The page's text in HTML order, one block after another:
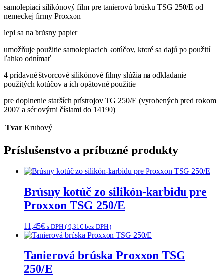
samolepiaci silikónový film pre tanierovú brúsku TSG 250/E od
nemeckej firmy Proxxon
lepí sa na brúsny papier
umožňuje použitie samolepiacich kotúčov, ktoré sa dajú po použití
ľahko odnímať
4 prídavné štvorcové silikónové filmy slúžia na odkladanie
použitých kotúčov a ich opätovné použitie
pre doplnenie starších prístrojov TG 250/E (vyrobených pred rokom
2007 a sériovými číslami do 14190)
Tvar Kruhový
Príslušenstvo a príbuzné produkty
Brúsny kotúč zo silikón-karbidu pre
Proxxon TSG 250/E
11,45€ s DPH ( 9,31 € bez DPH )
Tanierová brúska Proxxon TSG
250/E